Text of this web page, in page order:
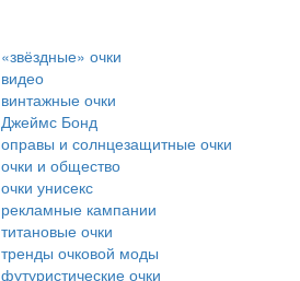
«звёздные» очки
видео
винтажные очки
Джеймс Бонд
оправы и солнцезащитные очки
очки и общество
очки унисекс
рекламные кампании
титановые очки
тренды очковой моды
футуристические очки